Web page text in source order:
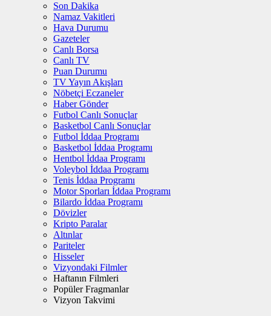
Son Dakika
Namaz Vakitleri
Hava Durumu
Gazeteler
Canlı Borsa
Canlı TV
Puan Durumu
TV Yayın Akışları
Nöbetçi Eczaneler
Haber Gönder
Futbol Canlı Sonuçlar
Basketbol Canlı Sonuçlar
Futbol İddaa Programı
Basketbol İddaa Programı
Hentbol İddaa Programı
Voleybol İddaa Programı
Tenis İddaa Programı
Motor Sporları İddaa Programı
Bilardo İddaa Programı
Dövizler
Kripto Paralar
Altınlar
Pariteler
Hisseler
Vizyondaki Filmler
Haftanın Filmleri
Popüler Fragmanlar
Vizyon Takvimi